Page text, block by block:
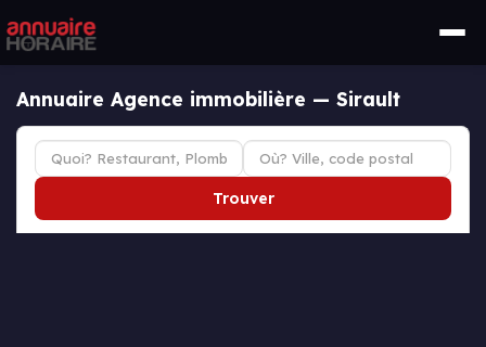
Annuaire Agence immobilière — Sirault
Trouver